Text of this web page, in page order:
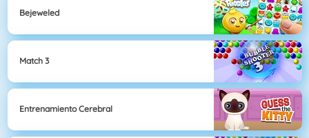
Bejeweled
Match 3
Entrenamiento Cerebral